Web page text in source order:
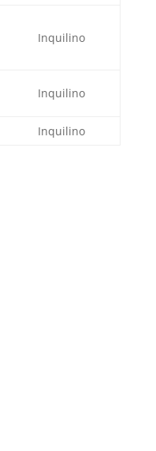
Inquilino
Inquilino
Inquilino